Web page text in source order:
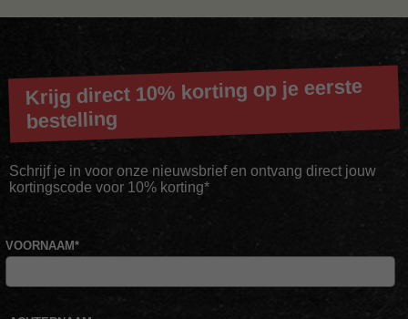
Krijg direct 10% korting op je eerste
bestelling
Schrijf je in voor onze nieuwsbrief en ontvang direct jouw
kortingscode voor 10% korting*
VOORNAAM*